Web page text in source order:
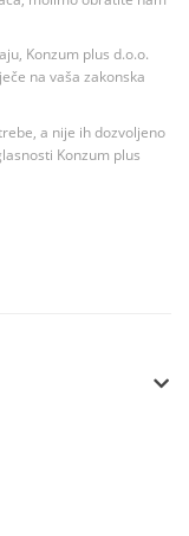
Konzum plus d.o.o.
na vaša zakonska
a nije ih dozvoljeno
Konzum plus